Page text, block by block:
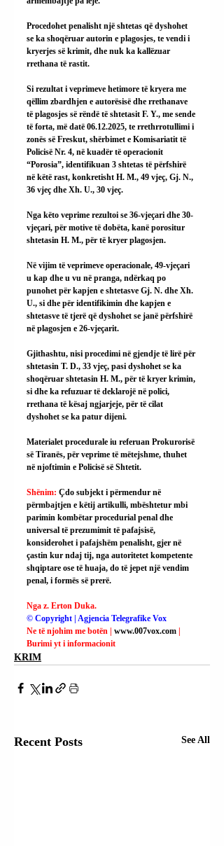
Procedohet penalisht një shtetas që dyshohet
se ka shoqëruar autorin e plagosjes, te vendi i
kryerjes së krimit, dhe nuk ka kallëzuar
rrethana të rastit.
Si rezultat i veprimeve hetimore të kryera me
qëllim zbardhjen e autorësisë dhe rrethanave
të plagosjes së rëndë të shtetasit F. Y., me sende
të forta, më datë 06.12.2025, te rrethrrotullimi i
zonës së Freskut, shërbimet e Komisariatit të
Policisë Nr. 4, në kuadër të operacionit
“Porosia”, identifikuan 3 shtetas të përfshirë
në këtë rast, konkretisht H. M., 49 vjeç, Gj. N.,
36 vjeç dhe Xh. U., 30 vjeç.
Nga këto veprime rezultoi se 36-vjeçari dhe 30-
vjeçari, për motive të dobëta, kanë porositur
shtetasin H. M., për të kryer plagosjen.
Në vijim të veprimeve operacionale, 49-vjeçari
u kap dhe u vu në pranga, ndërkaq po
punohet për kapjen e shtetasve Gj. N. dhe Xh.
U., si dhe për identifikimin dhe kapjen e
shtetasve të tjerë që dyshohet se janë përfshirë
në plagosjen e 26-vjeçarit.
Gjithashtu, nisi procedimi në gjendje të lirë për
shtetasin T. D., 33 vjeç, pasi dyshohet se ka
shoqëruar shtetasin H. M., për të kryer krimin,
si dhe ka refuzuar të deklarojë në polici,
rrethana të kësaj ngjarjeje, për të cilat
dyshohet se ka patur dijeni.
Materialet procedurale iu referuan Prokurorisë
së Tiranës, për veprime të mëtejshme, thuhet
në njoftimin e Policisë së Shtetit.
Shënim: Çdo subjekt i përmendur në
përmbajtjen e këtij artikulli, mbështetur mbi
parimin kombëtar procedurial penal dhe
universal të prezumimit të pafajsisë,
konsiderohet i pafajshëm penalisht, gjer në
çastin kur ndaj tij, nga autoritetet kompetente
shqiptare ose të huaja, do të jepet një vendim
penal, i formës së prerë.
Nga z. Erton Duka.
© Copyright | Agjencia Telegrafike Vox
Ne të njohim me botën | www.007vox.com |
Burimi yt i informacionit
KRIM
Recent Posts See All